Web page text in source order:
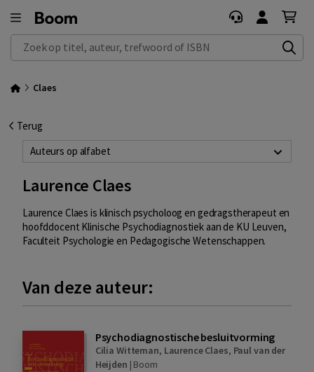
Zoek op titel, auteur, trefwoord of ISBN
Claes
Terug
Auteurs op alfabet
Laurence Claes
Laurence Claes is klinisch psycholoog en gedragstherapeut en
hoofddocent Klinische Psychodiagnostiek aan de KU Leuven,
Faculteit Psychologie en Pedagogische Wetenschappen.
Van deze auteur:
Psychodiagnostische besluitvorming
Cilia Witteman, Laurence Claes, Paul van der
Heijden | Boom